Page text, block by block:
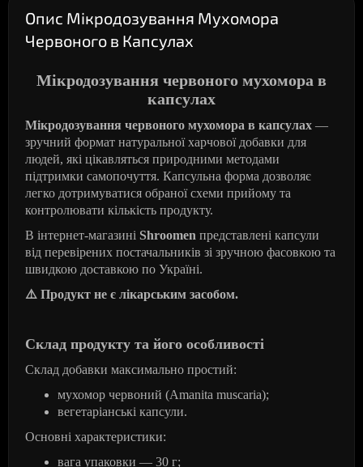
Опис Мікродозування Мухомора
Червоного в Капсулах
Мікродозування червоного мухомора в
капсулах
Мікродозування червоного мухомора в капсулах —
зручний формат натуральної харчової добавки для
людей, які цікавляться природними методами
підтримки самопочуття. Капсульна форма дозволяє
легко дотримуватися обраної схеми прийому та
контролювати кількість продукту.
В інтернет-магазині Shroomen представлені капсули
від перевірених постачальників зі зручною фасовкою та
швидкою доставкою по Україні.
⚠ ️ Продукт не є лікарським засобом.
Склад продукту та його особливості
Склад добавки максимально простий:
мухомор червоний (Amanita muscaria);
вегетаріанські капсули.
Основні характеристики:
вага упаковки — 30 г;